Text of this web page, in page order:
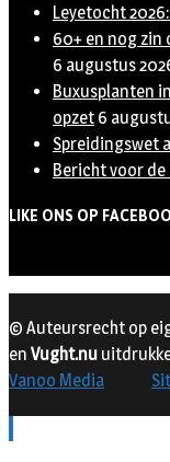
Leyetocht
60+ en nog zin
6 augustus
Buxusplanten
opzet 6
Spreidingswet
Bericht voor de
LIKE ONS OP
© Auteursrecht op
en Vught.nu
Vanoo Media